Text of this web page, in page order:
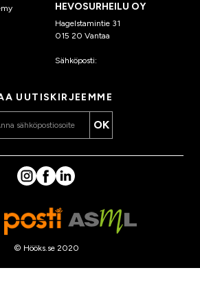
HEVOSURHEILU OY
Hagelstamintie 31
015 20 Vantaa
Sähköposti:
UUTISKIRJEEMME
OK
© Hööks.se 2020